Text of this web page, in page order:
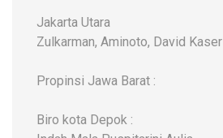
Jakarta Utara
Zulkarman, Aminoto, David Kaser
Propinsi Jawa Barat :
Biro kota Depok :